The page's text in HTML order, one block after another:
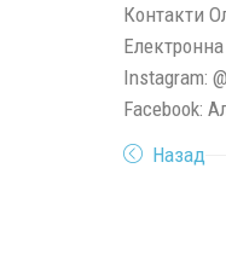
Контакти
Instagram:
Facebook:
Назад